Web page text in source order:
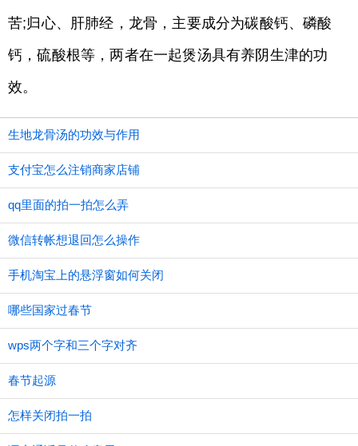
苦;归心、肝肺经，龙骨，主要成分为碳酸钙、磷酸
钙，硫酸根等，两者在一起煲汤具有养阴生津的功
效。
生地龙骨汤的功效与作用
支付宝怎么注销商家店铺
qq里面的拍一拍怎么弄
微信转帐想退回怎么操作
手机淘宝上的悬浮窗如何关闭
哪些国家过春节
wps两个字和三个字对齐
春节起源
怎样关闭拍一拍